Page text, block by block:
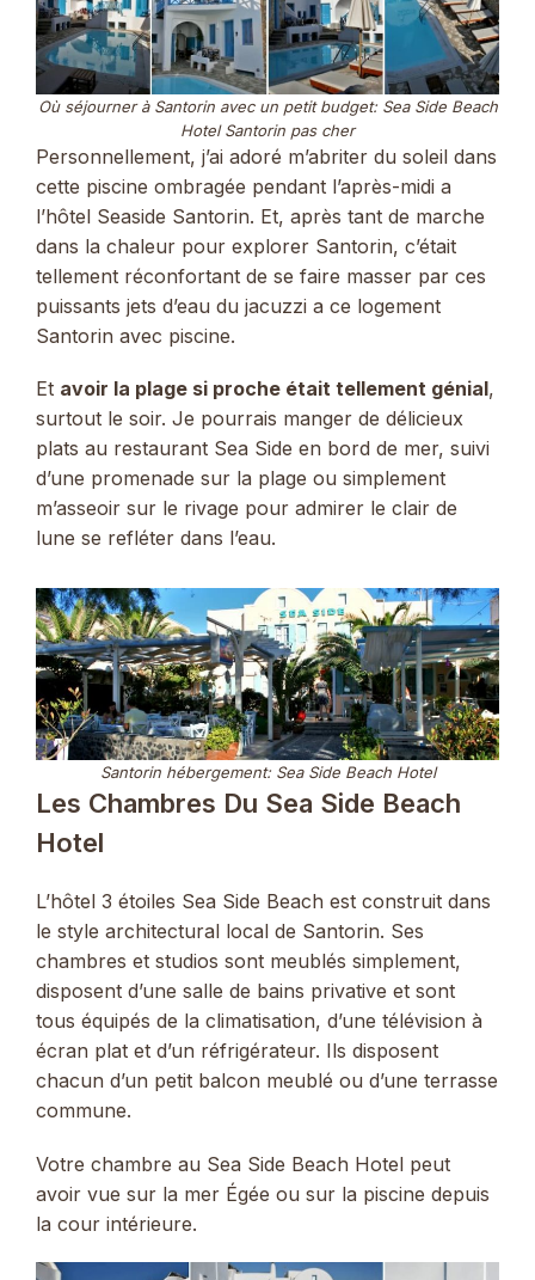
Où séjourner à Santorin avec un petit budget: Sea Side Beach
Hotel Santorin pas cher
Personnellement, j’ai adoré m’abriter du soleil dans
cette piscine ombragée pendant l’après-midi a
l’hôtel Seaside Santorin. Et, après tant de marche
dans la chaleur pour explorer Santorin, c’était
tellement réconfortant de se faire masser par ces
puissants jets d’eau du jacuzzi a ce logement
Santorin avec piscine.
Et avoir la plage si proche était tellement génial,
surtout le soir. Je pourrais manger de délicieux
plats au restaurant Sea Side en bord de mer, suivi
d’une promenade sur la plage ou simplement
m’asseoir sur le rivage pour admirer le clair de
lune se refléter dans l’eau.
Santorin hébergement: Sea Side Beach Hotel
Les Chambres Du Sea Side Beach
Hotel
L’hôtel 3 étoiles Sea Side Beach est construit dans
le style architectural local de Santorin. Ses
chambres et studios sont meublés simplement,
disposent d’une salle de bains privative et sont
tous équipés de la climatisation, d’une télévision à
écran plat et d’un réfrigérateur. Ils disposent
chacun d’un petit balcon meublé ou d’une terrasse
commune.
Votre chambre au Sea Side Beach Hotel peut
avoir vue sur la mer Égée ou sur la piscine depuis
la cour intérieure.